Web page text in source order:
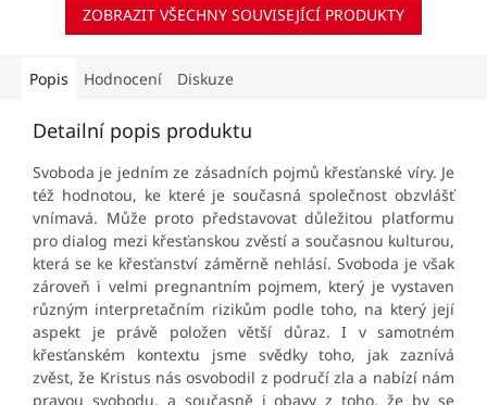
ZOBRAZIT VŠECHNY SOUVISEJÍCÍ PRODUKTY
Popis Hodnocení Diskuze
Detailní popis produktu
Svoboda je jedním ze zásadních pojmů křesťanské víry. Je
též hodnotou, ke které je současná společnost obzvlášť
vnímavá. Může proto představovat důležitou platformu
pro dialog mezi křesťanskou zvěstí a současnou kulturou,
která se ke křesťanství záměrně nehlásí. Svoboda je však
zároveň i velmi pregnantním pojmem, který je vystaven
různým interpretačním rizikům podle toho, na který její
aspekt je právě položen větší důraz. I v samotném
křesťanském kontextu jsme svědky toho, jak zaznívá
zvěst, že Kristus nás osvobodil z područí zla a nabízí nám
pravou svobodu, a současně i obavy z toho, že by se